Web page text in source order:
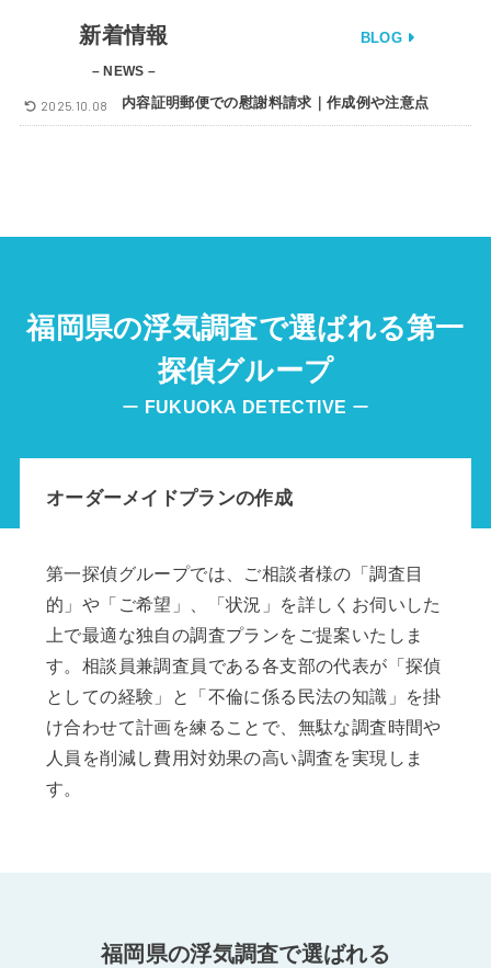
新着情報
– NEWS –
BLOG
内容証明郵便での慰謝料請求｜作成例や注意点
2025.10.08
福岡県の浮気調査で選ばれる第一
探偵グループ
ー FUKUOKA DETECTIVE ー
オーダーメイドプランの作成
第一探偵グループでは、ご相談者様の「調査目
的」や「ご希望」、「状況」を詳しくお伺いした
上で最適な独自の調査プランをご提案いたしま
す。相談員兼調査員である各支部の代表が「探偵
としての経験」と「不倫に係る民法の知識」を掛
け合わせて計画を練ることで、無駄な調査時間や
人員を削減し費用対効果の高い調査を実現しま
す。
福岡県の浮気調査で選ばれる